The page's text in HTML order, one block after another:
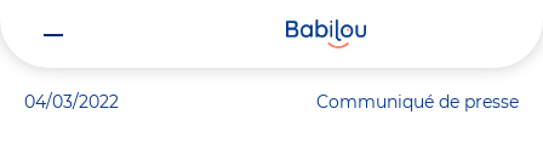
04/03/2022 Communiqué de presse